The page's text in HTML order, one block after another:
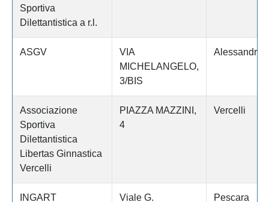
Sportiva
Dilettantistica a r.l.
ASGV
VIA
MICHELANGELO,
3/BIS
Alessandria
Associazione
Sportiva
Dilettantistica
Libertas Ginnastica
Vercelli
PIAZZA MAZZINI,
4
Vercelli
INGART
Viale G.
Pescara